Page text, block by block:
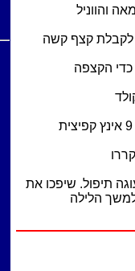
והווניל
לקבלת קצף קשה
כדי הקצפה
העוגה תיפול. שיפכו את
הלילה